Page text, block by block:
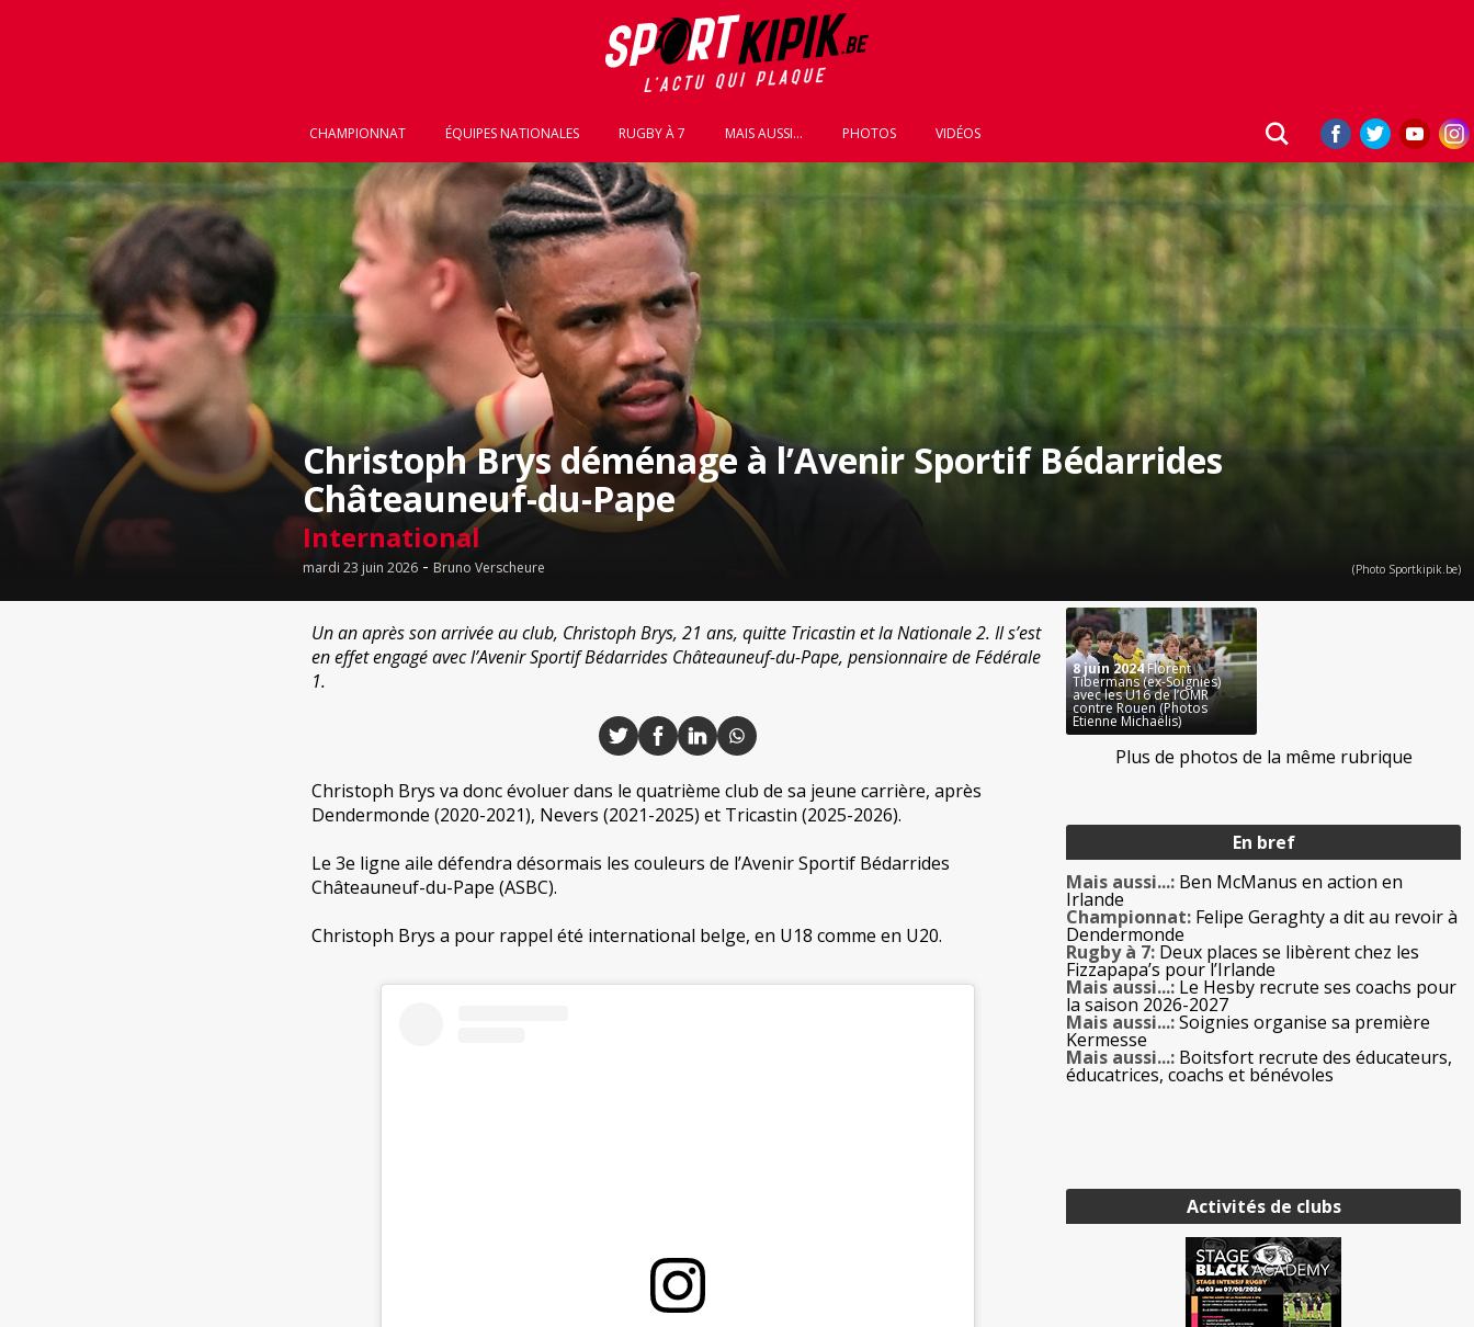
CHAMPIONNAT ÉQUIPES NATIONALES RUGBY À 7 MAIS AUSSI... PHOTOS VIDÉOS
Christoph Brys déménage à l’Avenir Sportif Bédarrides
Châteauneuf-du-Pape
International
mardi 23 juin 2026 - Bruno Verscheure (Photo Sportkipik.be)
Un an après son arrivée au club, Christoph Brys, 21 ans, quitte Tricastin et la Nationale 2. Il s’est
en effet engagé avec l’Avenir Sportif Bédarrides Châteauneuf-du-Pape, pensionnaire de Fédérale
1.
Christoph Brys va donc évoluer dans le quatrième club de sa jeune carrière, après
Dendermonde (2020-2021), Nevers (2021-2025) et Tricastin (2025-2026).
Le 3e ligne aile défendra désormais les couleurs de l’Avenir Sportif Bédarrides
Châteauneuf-du-Pape (ASBC).
Christoph Brys a pour rappel été international belge, en U18 comme en U20.
En bref
Mais aussi...: Ben McManus en action en
Irlande
Championnat: Felipe Geraghty a dit au revoir à
Dendermonde
Rugby à 7: Deux places se libèrent chez les
Fizzapapa’s pour l’Irlande
Mais aussi...: Le Hesby recrute ses coachs pour
la saison 2026-2027
Mais aussi...:Soignies organise sa première
Kermesse
Mais aussi...: Boitsfort recrute des éducateurs,
éducatrices, coachs et bénévoles
Activités de clubs
8 juin 2024Florent
Tibermans (ex-Soignies)
avec les U16 de l’OMR
contre Rouen (Photos
Etienne Michaëlis)
Plus de photos de la même rubrique